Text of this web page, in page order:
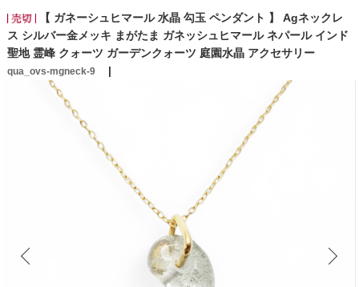
【 ガネーシュヒマール 水晶 勾玉 ペンダント 】 Agネックレ
ス シルバー金メッキ まがたま ガネッシュヒマール ネパール インド
聖地 霊峰 クォーツ ガーデンクォーツ 庭園水晶 アクセサリー
qua_ovs-mgneck-9